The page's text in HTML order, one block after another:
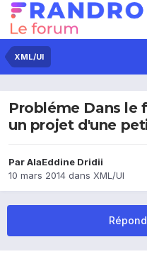
XML/UI
Probléme Dans le
un projet d'une
ParAlaEddine Dridii
10 mars 2014 dans XML/UI